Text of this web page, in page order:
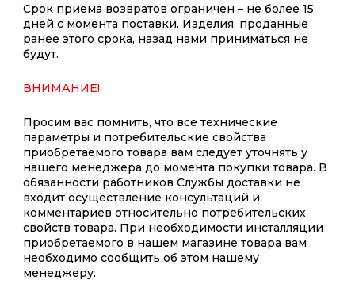
Срок приема возвратов ограничен – не более 15
дней с момента поставки. Изделия, проданные
ранее этого срока, назад нами приниматься не
будут.
ВНИМАНИЕ!
Просим вас помнить, что все технические
параметры и потребительские свойства
приобретаемого товара вам следует уточнять у
нашего менеджера до момента покупки товара. В
обязанности работников Службы доставки не
входит осуществление консультаций и
комментариев относительно потребительских
свойств товара. При необходимости инсталляции
приобретаемого в нашем магазине товара вам
необходимо сообщить об этом нашему
менеджеру.